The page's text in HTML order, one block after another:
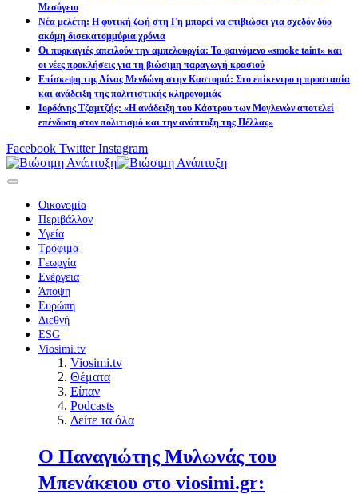
Μεσόγειο
Νέα μελέτη: Η φυτική ζωή στη Γη μπορεί να επιβιώσει για σχεδόν δύο
ακόμη δισεκατομμύρια χρόνια
Οι πυρκαγιές απειλούν την αμπελουργία: Το φαινόμενο «smoke taint» και
οι νέες προκλήσεις για τη βιώσιμη παραγωγή κρασιού
Επίσκεψη της Λίνας Μενδώνη στην Καστοριά: Στο επίκεντρο η προστασία
και ανάδειξη της πολιτιστικής κληρονομιάς
Ιορδάνης Τζαμτζής: «Η ανάδειξη του Κάστρου των Μογλενών αποτελεί
επένδυση στον πολιτισμό και την ανάπτυξη της Πέλλας»
Facebook Twitter Instagram
Οικονομία
Περιβάλλον
Υγεία
Τρόφιμα
Γεωργία
Ενέργεια
Άποψη
Ευρώπη
Διεθνή
ESG
Viosimi.tv
Viosimi.tv
Θέματα
Είπαν
Podcasts
Δείτε τα όλα
Ο Παναγιώτης Μυλωνάς του
Μπενάκειου στο viosimi.gr: